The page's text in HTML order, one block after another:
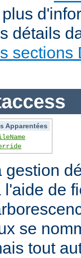
détails
sections
Apparentées
gestion
de
se
tout